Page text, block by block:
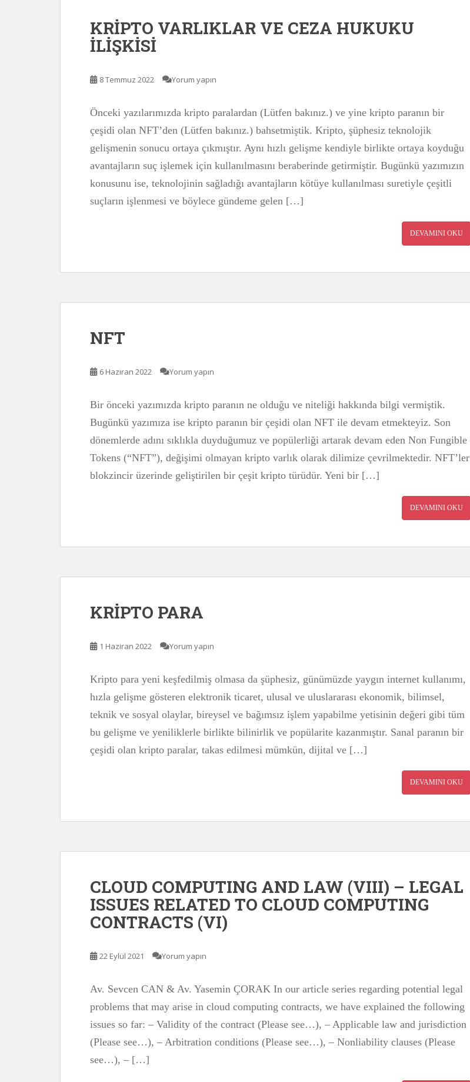
KRİPTO VARLIKLAR VE CEZA HUKUKU
İLİŞKİSİ
8 Temmuz 2022 Yorum yapın
Önceki yazılarımızda kripto paralardan (Lütfen bakınız.) ve yine kripto paranın bir
çeşidi olan NFT’den (Lütfen bakınız.) bahsetmiştik. Kripto, şüphesiz teknolojik
gelişmenin sonucu ortaya çıkmıştır. Aynı hızlı gelişme kendiyle birlikte ortaya koyduğu
avantajların suç işlemek için kullanılmasını beraberinde getirmiştir. Bugünkü yazımızın
konusunu ise, teknolojinin sağladığı avantajların kötüye kullanılması suretiyle çeşitli
suçların işlenmesi ve böylece gündeme gelen […]
DEVAMINI OKU
NFT
6 Haziran 2022 Yorum yapın
Bir önceki yazımızda kripto paranın ne olduğu ve niteliği hakkında bilgi vermiştik.
Bugünkü yazımıza ise kripto paranın bir çeşidi olan NFT ile devam etmekteyiz. Son
dönemlerde adını sıklıkla duyduğumuz ve popülerliği artarak devam eden Non Fungible
Tokens (“NFT”), değişimi olmayan kripto varlık olarak dilimize çevrilmektedir. NFT’ler
blokzincir üzerinde geliştirilen bir çeşit kripto türüdür. Yeni bir […]
DEVAMINI OKU
KRİPTO PARA
1 Haziran 2022 Yorum yapın
Kripto para yeni keşfedilmiş olmasa da şüphesiz, günümüzde yaygın internet kullanımı,
hızla gelişme gösteren elektronik ticaret, ulusal ve uluslararası ekonomik, bilimsel,
teknik ve sosyal olaylar, bireysel ve bağımsız işlem yapabilme yetisinin değeri gibi tüm
bu gelişme ve yeniliklerle birlikte bilinirlik ve popülarite kazanmıştır. Sanal paranın bir
çeşidi olan kripto paralar, takas edilmesi mümkün, dijital ve […]
DEVAMINI OKU
CLOUD COMPUTING AND LAW (VIII) – LEGAL
ISSUES RELATED TO CLOUD COMPUTING
CONTRACTS (VI)
22 Eylül 2021 Yorum yapın
Av. Sevcen CAN & Av. Yasemin ÇORAK In our article series regarding potential legal
problems that may arise in cloud computing contracts, we have explained the following
issues so far: – Validity of the contract (Please see…), – Applicable law and jurisdiction
(Please see…), – Arbitration conditions (Please see…), – Nonliability clauses (Please
see…), – […]